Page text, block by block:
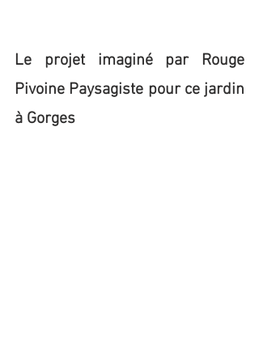
Le projet imaginé par Rouge
Pivoine Paysagiste pour ce jardin
à Gorges